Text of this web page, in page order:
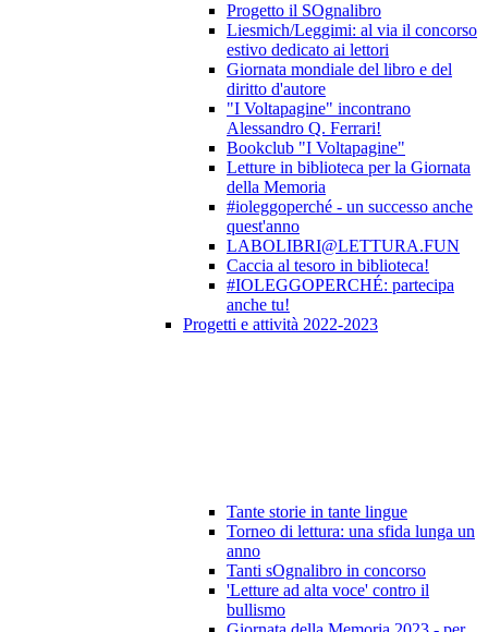
Progetto il SOgnalibro
Liesmich/Leggimi: al via il concorso
estivo dedicato ai lettori
Giornata mondiale del libro e del
diritto d'autore
"I Voltapagine" incontrano
Alessandro Q. Ferrari!
Bookclub "I Voltapagine"
Letture in biblioteca per la Giornata
della Memoria
#ioleggoperché - un successo anche
quest'anno
LABOLIBRI@LETTURA.FUN
Caccia al tesoro in biblioteca!
#IOLEGGOPERCHÉ: partecipa
anche tu!
Progetti e attività 2022-2023
Tante storie in tante lingue
Torneo di lettura: una sfida lunga un
anno
Tanti sOgnalibro in concorso
'Letture ad alta voce' contro il
bullismo